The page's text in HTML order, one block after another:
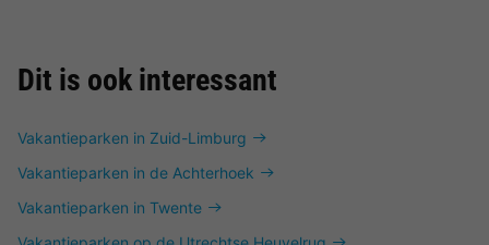
Dit is ook interessant
Vakantieparken in Zuid-Limburg
Vakantieparken in de Achterhoek
Vakantieparken in Twente